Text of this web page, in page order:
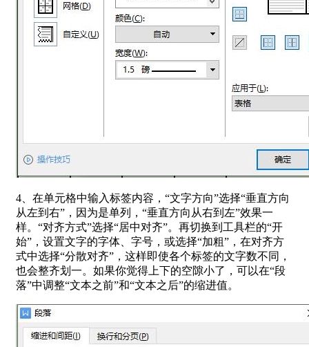
4、在单元格中输入标签内容，“文字方向”选择“垂直方向
从左到右”，因为是单列，“垂直方向从右到左”效果一
样。“对齐方式”选择“居中对齐”。再切换到工具栏的“开
始”，设置文字的字体、字号，或选择“加粗”，在对齐方
式中选择“分散对齐”，这样即使各个标签的文字数不同，
也会整齐划一。如果你觉得上下的空隙小了，可以在“段
落”中调整“文本之前”和“文本之后”的缩进值。